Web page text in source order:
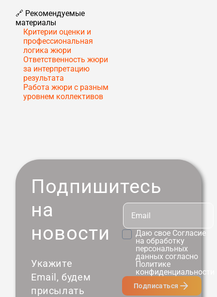
🔗 Рекомендуемые
материалы
Критерии оценки и
профессиональная
логика жюри
Ответственность жюри
за интерпретацию
результата
Работа жюри с разным
уровнем коллективов
Подпишитесь
на
новости
Укажите
Email, будем
присылать
Даю свое Согласие
на обработку
персональных
данных согласно
Политике
конфиденциальности
Подписаться